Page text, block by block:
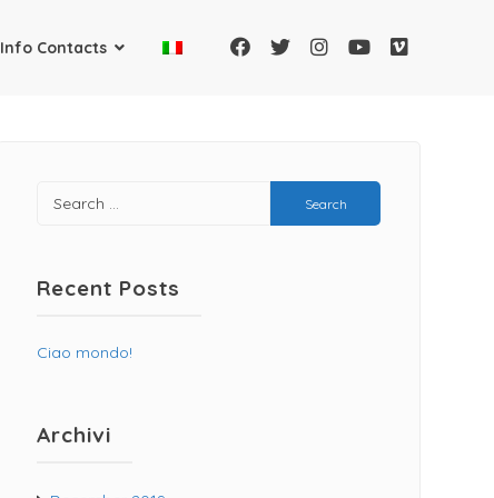
Info Contacts
Recent Posts
Ciao mondo!
Archivi